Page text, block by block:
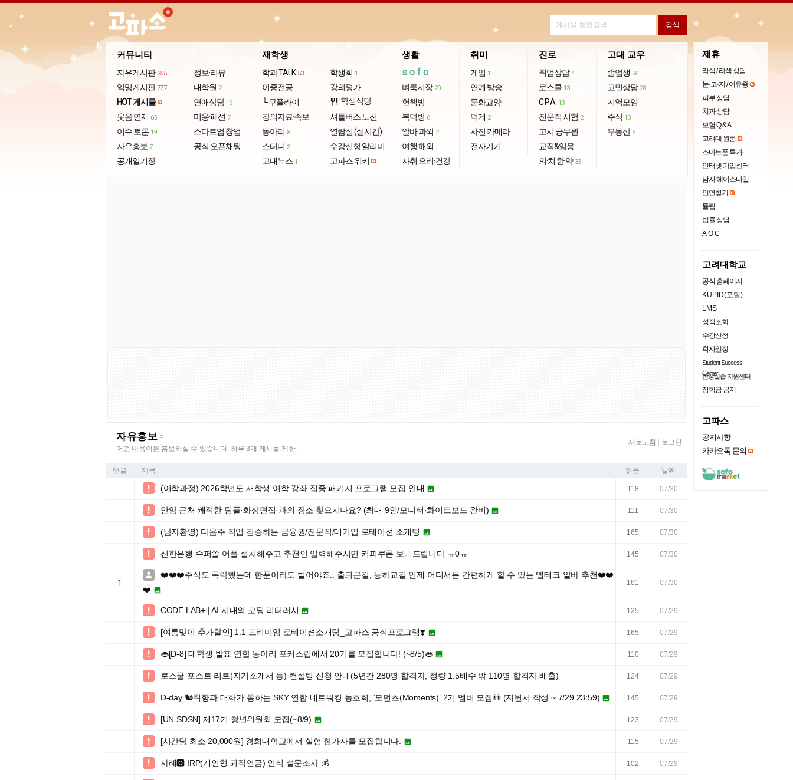
커뮤니티
자유게시판 255
익명게시판 777
HOT 게시물
웃음·연재 65
이슈·토론 19
자유홍보 7
공개일기장
정보·리뷰
대학원 2
연애상담 16
미용·패션 7
스타트업·창업
공식 오픈채팅
재학생
학과 TALK 53
이중전공
└ 쿠플라이
강의자료·족보
동아리 8
스터디 3
고대뉴스 1
학생회 1
강의평가
restaurant 학생식당
셔틀버스 노선
열람실 (실시간)
수강신청 알리미
고파스 위키
생활
sofo
벼룩시장 20
헌책방
복덕방 6
알바·과외 2
여행·해외
자취·요리·건강
취미
게임 1
연예·방송
문화교양
덕게 2
사진·카메라
전자기기
진로
취업상담 4
로스쿨 13
CPA 13
전문직 시험 2
고시·공무원
교직&임용
의·치·한·약 33
고대 교우
졸업생 26
고민상담 28
지역모임
주식 10
부동산 5
import_export
자유홍보 F
어떤 내용이든 홍보하실 수 있습니다. 하루 3개 게시물 제한.
새로고침 로그인
댓글 제목 읽음 날짜
 (어학과정) 2026학년도 재학생 어학 강좌 집중 패키지 프로그램 모집 안내  118 07/30
 안암 근처 쾌적한 팀플·화상면접·과외 장소 찾으시나요? (최대 9인/모니터·화이트보드 완비)  111 07/30
 (남자환영) 다음주 직업 검증하는 금융권/전문직/대기업 로테이션 소개팅  165 07/30
 신한은행 슈퍼쏠 어플 설치해주고 추천인 입력해주시면 커피쿠폰 보내드립니다 ㅠ0ㅠ 145 07/30
1

❤️❤️❤️주식도 폭락했는데 한푼이라도 벌어야죠.. 출퇴근길, 등하교길 언제 어디서든 간편하게 할 수 있는 앱테크 알바 추천❤️❤️
❤️ 
181 07/30
 CODE LAB+ | AI 시대의 코딩 리터러시  125 07/29
 [여름맞이 추가할인] 1:1 프리미엄 로테이션소개팅_고파스 공식프로그램❣️  165 07/29
 👄[D-8] 대학생 발표 연합 동아리 포커스립에서 20기를 모집합니다! (~8/5)👄  110 07/29
 로스쿨 포스트 리트(자기소개서 등) 컨설팅 신청 안내(5년간 280명 합격자, 정량 1.5배수 밖 110명 합격자 배출) 124 07/29
 D-day 🐿️취향과 대화가 통하는 SKY 연합 네트워킹 동호회, ‘모먼츠(Moments)’ 2기 멤버 모집👬 (지원서 작성 ~ 7/29 23:59)  145 07/29
 [UN SDSN] 제17기 청년위원회 모집(~8/9)  123 07/29
 [시간당 최소 20,000원] 경희대학교에서 실험 참가자를 모집합니다.  115 07/29
 사례🅾️ IRP(개인형 퇴직연금) 인식 설문조사 💰 102 07/29
제휴
라식 / 라섹 상담
눈·코·지 / 여유증
피부 상담
치과 상담
보험 Q & A
고려대 원룸
스마트폰 특가
인터넷 가입센터
남자 헤어스타일
인연찾기
튤립
법률 상담
AOC
고려대학교
공식 홈페이지
KUPID(포털)
LMS
성적조회
수강신청
학사일정
Student Success
Center
현장실습 지원센터
장학금 공지
고파스
공지사항
카카오톡 문의